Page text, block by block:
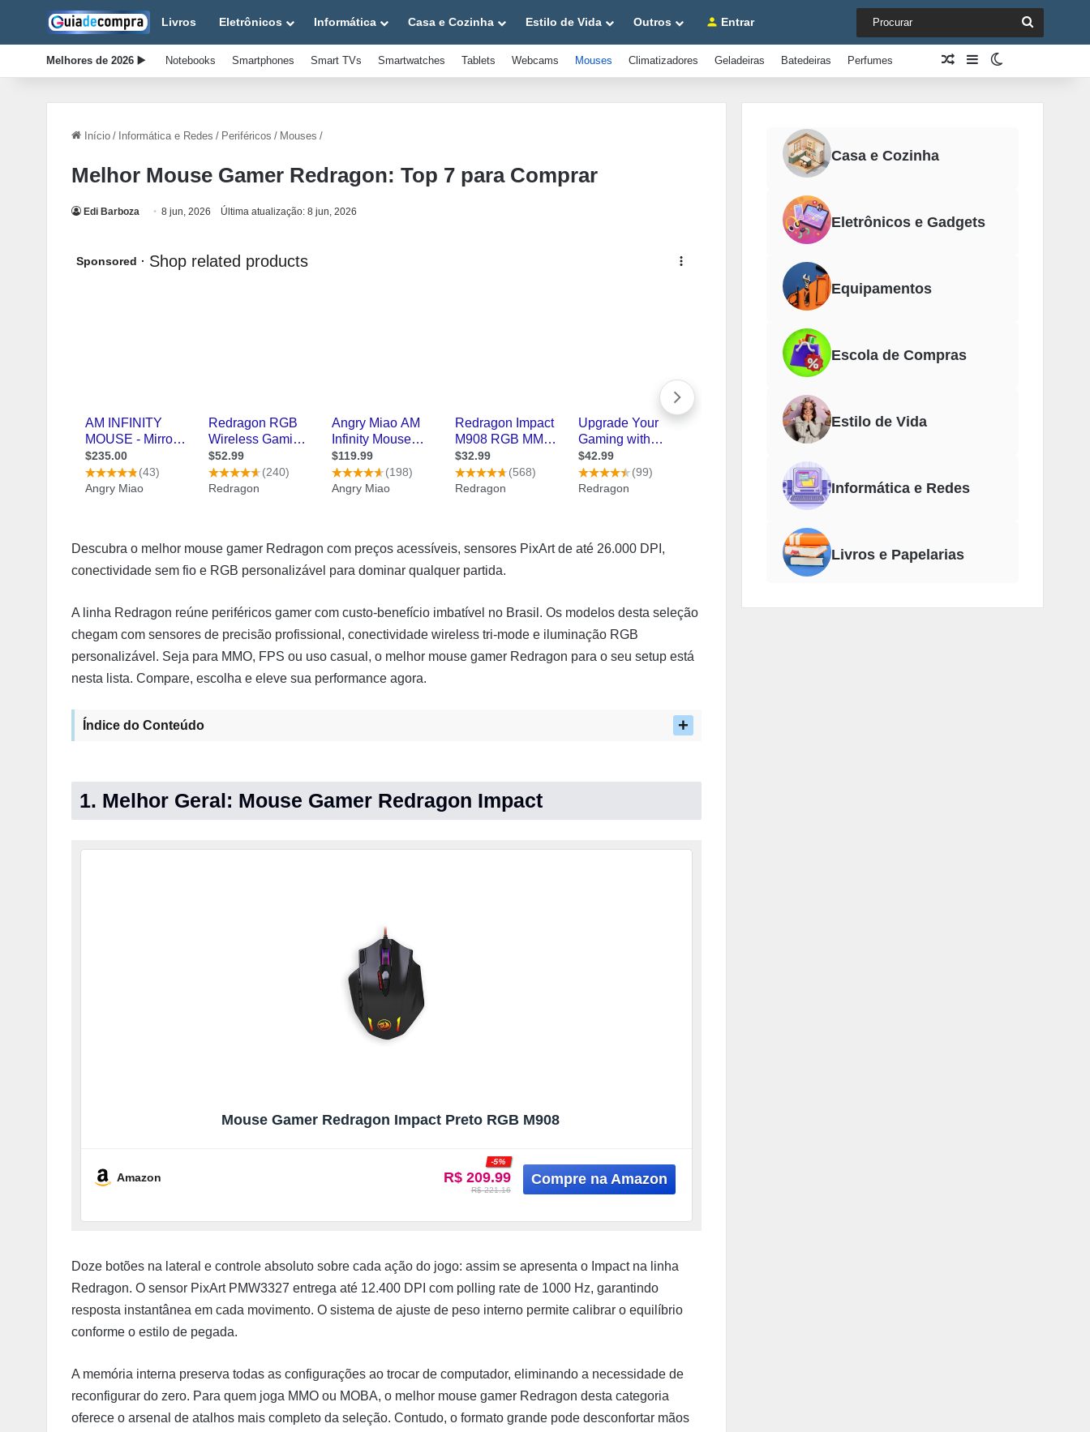
Livros Eletrônicos Informática Casa e Cozinha Estilo de Vida Outros Entrar
Melhores de 2026 ▶️ Notebooks Smartphones Smart TVs Smartwatches Tablets Webcams Mouses Climatizadores Geladeiras Batedeiras Perfumes Artigo aleatório
Barra Lateral
Início / Informática e Redes / Periféricos / Mouses /
Melhor Mouse Gamer Redragon: Top 7 para Comprar
Edi Barboza 8 jun, 2026 Última atualização: 8 jun, 2026
Descubra o melhor mouse gamer Redragon com preços acessíveis, sensores PixArt de até 26.000 DPI,
conectividade sem fio e RGB personalizável para dominar qualquer partida.
A linha Redragon reúne periféricos gamer com custo-benefício imbatível no Brasil. Os modelos desta seleção
chegam com sensores de precisão profissional, conectividade wireless tri-mode e iluminação RGB
personalizável. Seja para MMO, FPS ou uso casual, o melhor mouse gamer Redragon para o seu setup está
nesta lista. Compare, escolha e eleve sua performance agora.
Índice do Conteúdo
1. Melhor Geral: Mouse Gamer Redragon Impact
Mouse Gamer Redragon Impact Preto RGB M908
Amazon R$ 209.99
-5%
R$ 221.16
Doze botões na lateral e controle absoluto sobre cada ação do jogo: assim se apresenta o Impact na linha
Redragon. O sensor PixArt PMW3327 entrega até 12.400 DPI com polling rate de 1000 Hz, garantindo
resposta instantânea em cada movimento. O sistema de ajuste de peso interno permite calibrar o equilíbrio
conforme o estilo de pegada.
A memória interna preserva todas as configurações ao trocar de computador, eliminando a necessidade de
reconfigurar do zero. Para quem joga MMO ou MOBA, o melhor mouse gamer Redragon desta categoria
oferece o arsenal de atalhos mais completo da seleção. Contudo, o formato grande pode desconfortar mãos
Casa e Cozinha
Eletrônicos e Gadgets
Equipamentos
Escola de Compras
Estilo de Vida
Informática e Redes
Livros e Papelarias